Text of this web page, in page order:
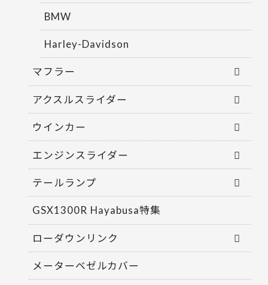
BMW
Harley-Davidson
マフラー
アクスルスライダー
ウインカー
エンジンスライダー
テールランプ
GSX1300R Hayabusa特集
ローダウンリンク
メーターベゼルカバー